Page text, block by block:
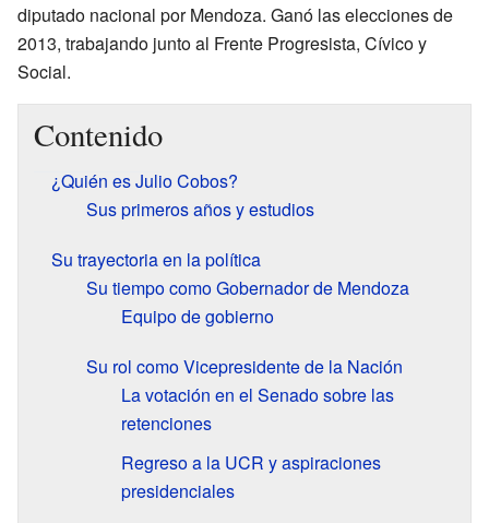
diputado nacional por Mendoza. Ganó las elecciones de
2013, trabajando junto al Frente Progresista, Cívico y
Social.
Contenido
¿Quién es Julio Cobos?
Sus primeros años y estudios
Su trayectoria en la política
Su tiempo como Gobernador de Mendoza
Equipo de gobierno
Su rol como Vicepresidente de la Nación
La votación en el Senado sobre las
retenciones
Regreso a la UCR y aspiraciones
presidenciales